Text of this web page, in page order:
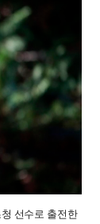
선수로 출전한